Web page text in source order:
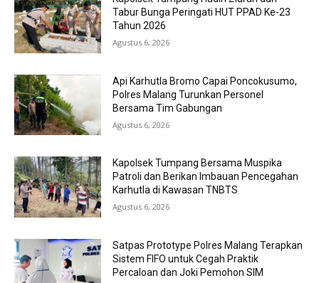
Tabur Bunga Peringati HUT PPAD Ke-23
Tahun 2026
Agustus 6, 2026
Api Karhutla Bromo Capai Poncokusumo,
Polres Malang Turunkan Personel
Bersama Tim Gabungan
Agustus 6, 2026
Kapolsek Tumpang Bersama Muspika
Patroli dan Berikan Imbauan Pencegahan
Karhutla di Kawasan TNBTS
Agustus 6, 2026
Satpas Prototype Polres Malang Terapkan
Sistem FIFO untuk Cegah Praktik
Percaloan dan Joki Pemohon SIM